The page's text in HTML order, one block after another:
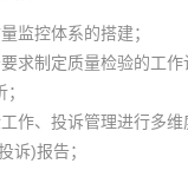
监控体系的搭建；
求制定质量检验的工
作、投诉管理进行多
诉)报告；